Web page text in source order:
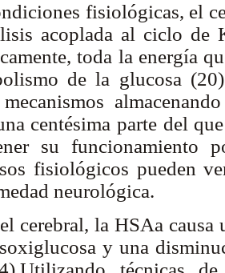
fisiológicas, el
acoplada al ciclo de
toda la energía
de la glucosa
mecanismos
centésima parte del
su
fisiológicos pueden
neurológica.
cerebral, la HSAa causa
y una